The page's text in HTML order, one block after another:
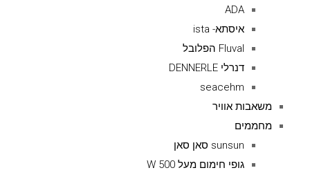
ADA
איסתא- ista
Fluval הפלובל
דנרלי DENNERLE
seacehm
משאבות אוויר
מחממים
sunsun סאן סאן
גופי חימום מעל 500 W